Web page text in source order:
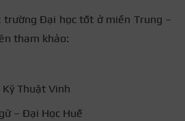
trường Đại học tốt ở miền Trung –
tham khảo:
Thuật Vinh
– Đại Học Huế